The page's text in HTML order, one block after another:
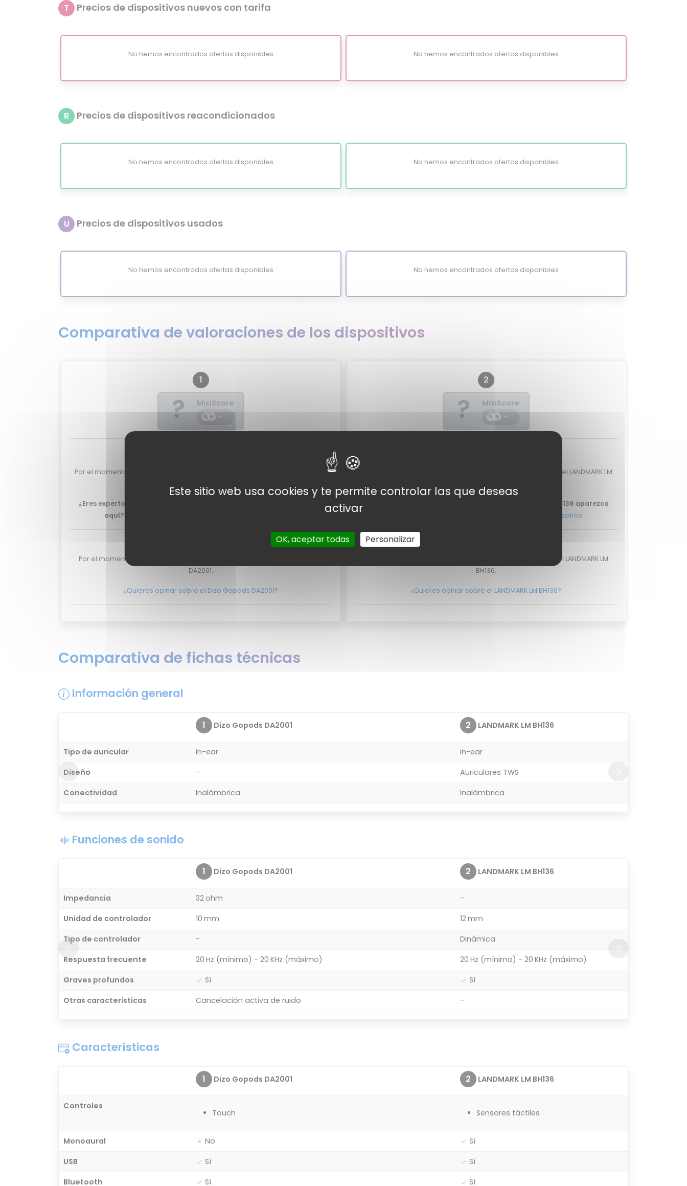
T Precios de dispositivos nuevos con tarifa
No hemos encontrados ofertas disponibles No hemos encontrados ofertas disponibles
R Precios de dispositivos reacondicionados
No hemos encontrados ofertas disponibles No hemos encontrados ofertas disponibles
U Precios de dispositivos usados
No hemos encontrados ofertas disponibles No hemos encontrados ofertas disponibles
Comparativa de valoraciones de los dispositivos
1
?
MixiScore
-
Por el momento no tenemos valoraciones de expertos para el Dizo Gopods
¿Eres experto y quieres que tu review del Dizo Gopods DA2001 aparezca
aquí?
Por el momento no existen valoraciones de usuarios para el Dizo Gopods
DA2001.
¿Quieres opinar sobre el Dizo Gopods DA2001?
2
?
MixiScore
-
Por el momento no tenemos valoraciones de expertos para el LANDMARK LM
¿Eres experto y quieres que tu review del LANDMARK LM BH136 aparezca
contacto con nosotros
Por el momento no existen valoraciones de usuarios para el LANDMARK LM
BH136.
¿Quieres opinar sobre el LANDMARK LM BH136?
Comparativa de fichas técnicas
Información general
1 Dizo Gopods DA2001 2 LANDMARK LM BH136
Tipo de auricular in-ear
in-ear
Diseño
-
Auriculares TWS
Conectividad
Inalámbrica Inalámbrica
Funciones de sonido
1 Dizo Gopods DA2001 2 LANDMARK LM BH136
Impedancia 32 ohm
-
Unidad de controlador
10 mm
12 mm
Tipo de controlador
-
Dinámica
Respuesta frecuente
20 Hz (mínimo) - 20 KHz (máximo)
20 Hz (mínimo) - 20 KHz (máximo)
Graves profundos
Sí
Sí
Otras características
Cancelación activa de ruido -
Características
1 Dizo Gopods DA2001 2 LANDMARK LM BH136
Controles
Touch Sensores táctiles
Monoaural No
Sí
USB
Sí
Sí
Bluetooth
Sí Sí
Este sitio web usa cookies y te permite controlar las que deseas
activar
OK, aceptar todas Personalizar